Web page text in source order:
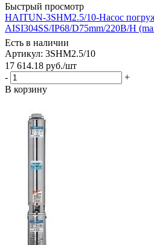
Быстрый просмотр
HAITUN-3SHM2.5/10-Насос
AISI304SS/IP68/D75mm/220В/H
Есть в наличии
Артикул: 3SHM2.5/10
17 614.18 руб./шт
-
+
В корзину